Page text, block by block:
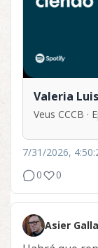
Valeria
Veus CCCB ·
7/31/2026,
0
0
Asier